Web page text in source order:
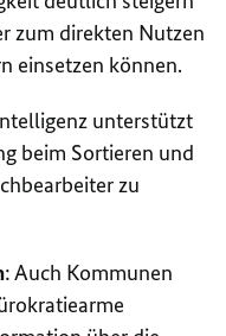
zum direkten Nutzen
einsetzen können.
unterstützt
beim Sortieren und
zu
: Auch Kommunen